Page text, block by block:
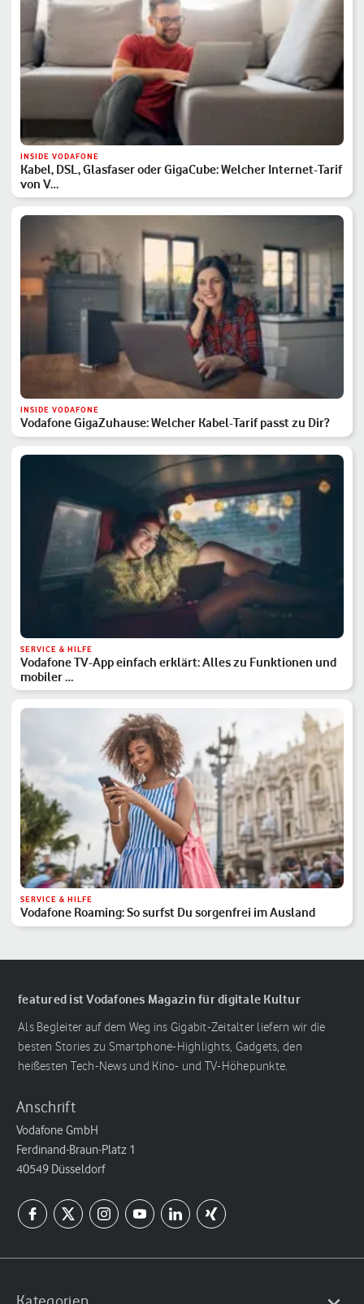
INSIDE VODAFONE
Kabel, DSL, Glasfaser oder GigaCube: Welcher Internet-Tarif
von V…
INSIDE VODAFONE
Vodafone GigaZuhause: Welcher Kabel-Tarif passt zu Dir?
SERVICE & HILFE
Vodafone TV-App einfach erklärt: Alles zu Funktionen und
mobiler …
SERVICE & HILFE
Vodafone Roaming: So surfst Du sorgenfrei im Ausland
featured ist Vodafones Magazin für digitale Kultur
Als Begleiter auf dem Weg ins Gigabit-Zeitalter liefern wir die
besten Stories zu Smartphone-Highlights, Gadgets, den
heißesten Tech-News und Kino- und TV-Höhepunkte.
Anschrift
Vodafone GmbH
Ferdinand-Braun-Platz 1
40549 Düsseldorf